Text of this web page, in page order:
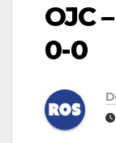
OJC
0-0